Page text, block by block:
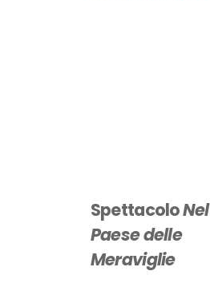
SpettacoloNel
Paese delle
Meraviglie